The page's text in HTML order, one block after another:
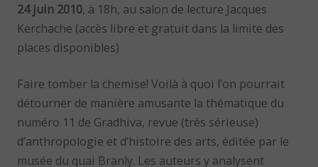
24 juin 2010, à 18h, au salon de lecture Jacques
Kerchache (accès libre et gratuit dans la limite des
places disponibles)
Faire tomber la chemise! Voilà à quoi l’on pourrait
détourner de manière amusante la thématique du
numéro 11 de Gradhiva, revue (très sérieuse)
d’anthropologie et d’histoire des arts, éditée par le
musée du quai Branly. Les auteurs y analysent